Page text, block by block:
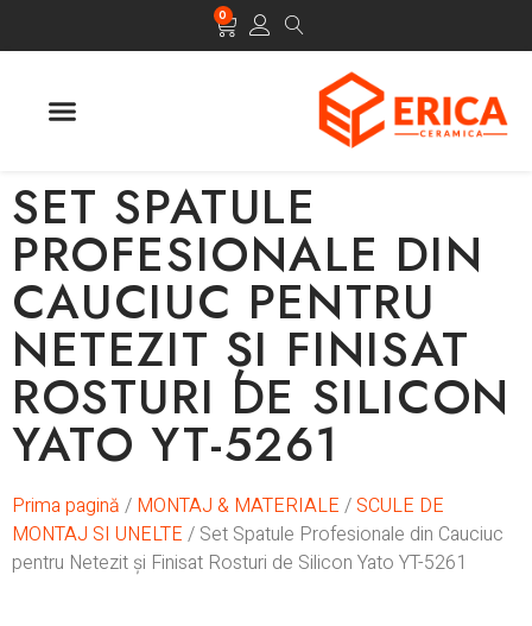
0
SET SPATULE
PROFESIONALE DIN
CAUCIUC PENTRU
NETEZIT ȘI FINISAT
ROSTURI DE SILICON
YATO YT-5261
Prima pagină / MONTAJ & MATERIALE / SCULE DE
MONTAJ SI UNELTE / Set Spatule Profesionale din Cauciuc
pentru Netezit și Finisat Rosturi de Silicon Yato YT-5261